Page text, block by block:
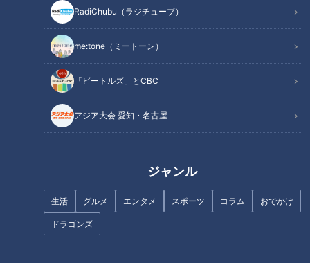
RadiChubu（ラジチューブ）
me:tone（ミートーン）
「ビートルズ」とCBC
アジア大会 愛知・名古屋
ジャンル
生活 グルメ エンタメ スポーツ コラム おでかけ
ドラゴンズ
ランキング
RANKING
24時間 週間
友廣アナの自転車旅｜愛知・蒲郡市へ！三河湾ぐる
っと125kmの自転車旅！【チャント！特集】
大学のサークルで増える？複数のスポーツを融合さ